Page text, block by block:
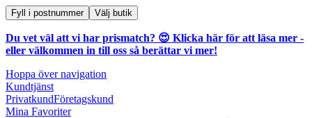
Fyll i postnummer Välj butik
Du vet väl att vi har prismatch? 😍 Klicka här för att läsa mer -
eller välkommen in till oss så berättar vi mer!
Hoppa över navigation
Kundtjänst
PrivatkundFöretagskund
Mina Favoriter